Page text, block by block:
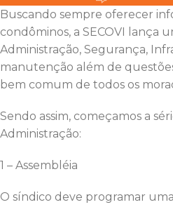
Buscando sempre oferecer
condôminos, a SECOVI lança
Administração, Segurança,
manutenção além de
bem comum de todos os
Sendo assim, começamos a
Administração:
1 – Assembléia
O síndico deve programar